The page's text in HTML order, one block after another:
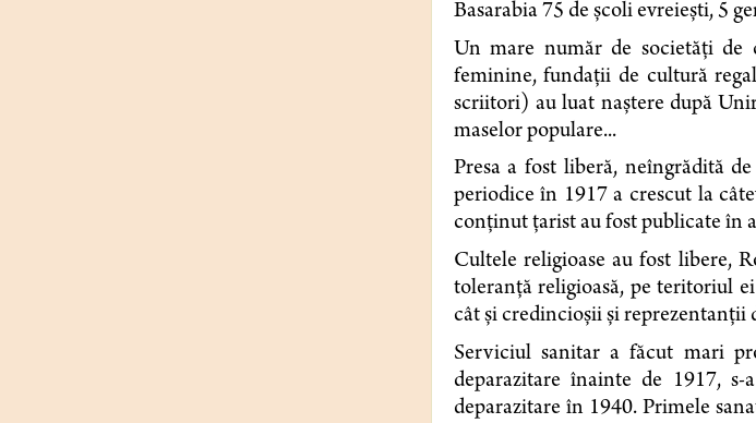
Basarabia 75 de şcoli evreieşti, 5
Un mare număr de societăţi de
feminine, fundaţii de cultură
scriitori) au luat naştere după
maselor populare...
Presa a fost liberă, neîngrădită
periodice în 1917 a crescut la
conţinut ţarist au fost publicate în
Cultele religioase au fost libere,
toleranţă religioasă, pe teritoriul
cât şi credincioşii şi reprezentanţii
Serviciul sanitar a făcut mari
deparazitare înainte de 1917,
deparazitare în 1940. Primele